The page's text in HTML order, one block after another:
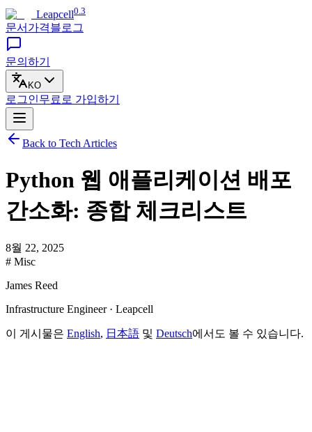
Leapcell0.3
문서 가격블로그
문의하기
KO
로그인무료로 가입하기
Back to Tech Articles
Python 웹 애플리케이션 배포
간소화: 종합 체크리스트
8월 22, 2025
# Misc
James Reed
Infrastructure Engineer · Leapcell
이 게시물은 English, 日本語 및 Deutsch에서도 볼 수 있습니다.